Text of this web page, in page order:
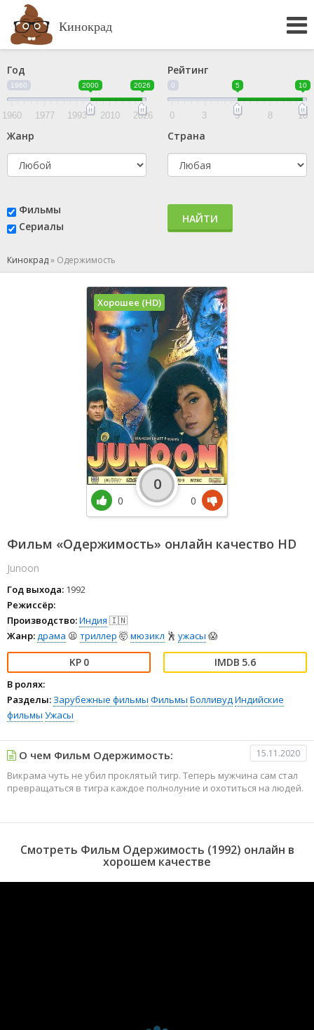
Кинокрад
Год
1960 2000 2026
1960 1977 1993 2010 2026
Рейтинг
0 5 10
0 3 5 8 10
Жанр Страна
Фильмы
Сериалы
НАЙТИ
Кинокрад» Одержимость
Фильм «Одержимость» онлайн качество HD
Junoon
Год выхода: 1992
Режиссёр:
Производство:Индия 🇮🇳
Жанр:драма 😫 триллер 🤯мюзикл 🕺 ужасы 😱
0 5.6
В ролях:
Разделы: Зарубежные фильмы Фильмы БолливудИндийские
фильмы Ужасы
Хорошее (HD)
0
0
0
О чем Фильм Одержимость: 15.11.2020
Викрама чуть не убил проклятый тигр. Теперь мужчина сам стал
превращаться в тигра каждое полнолуние и охотиться на людей.
Смотреть Фильм Одержимость (1992) онлайн в
хорошем качестве